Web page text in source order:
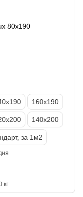
80х190
160х190
140х200
за 1м2
кг